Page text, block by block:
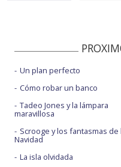
Un plan perfecto
Cómo robar un banco
Tadeo Jones y la lámpara
maravillosa
Scrooge y los fantasmas de
Navidad
La isla olvidada